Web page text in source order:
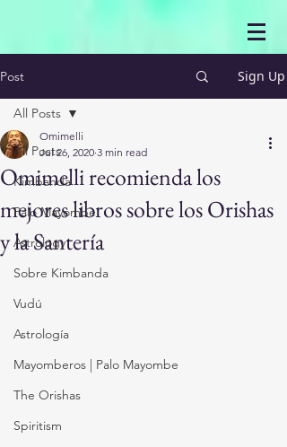
Post Sign Up
All Posts
Kimbanda
Palo Mayombe
Astrology
Sobre Kimbanda
Vudú
Astrología
Mayomberos | Palo Mayombe
The Orishas
Spiritism
All Posts
Omimelli recomienda los
mejores libros sobre los Orishas
y la Santería
Omimelli
Jul 26, 2020 3 min read